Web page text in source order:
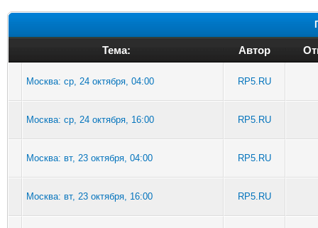
Тема: Автор
Москва: ср, 24 октября, 04:00 RP5.RU
Москва: ср, 24 октября, 16:00 RP5.RU
Москва: вт, 23 октября, 04:00 RP5.RU
Москва: вт, 23 октября, 16:00 RP5.RU